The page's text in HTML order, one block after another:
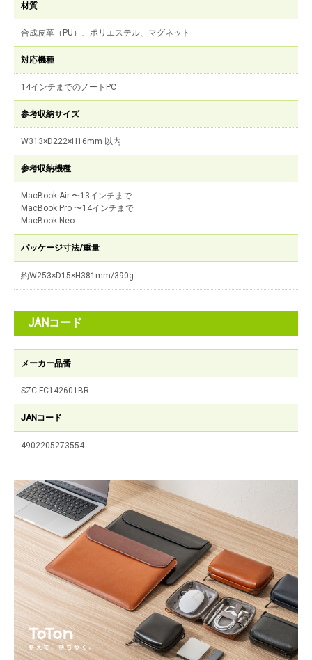
材質
合成皮革（PU）、ポリエステル、マグネット
対応機種
14インチまでのノートPC
参考収納サイズ
W313×D222×H16mm 以内
参考収納機種
MacBook Air 〜13インチまで
MacBook Pro 〜14インチまで
MacBook Neo
パッケージ寸法/重量
約W253×D15×H381mm/390g
JANコード
メーカー品番
SZC-FC142601BR
JANコード
4902205273554